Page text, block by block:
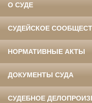
О СУДЕ
СУДЕЙСКОЕ
НОРМАТИВНЫЕ АКТЫ
ДОКУМЕНТЫ СУДА
СУДЕБНОЕ